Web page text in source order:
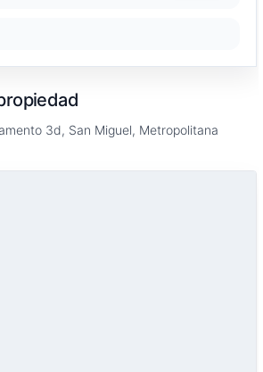
3d, San Miguel, Metropolitana